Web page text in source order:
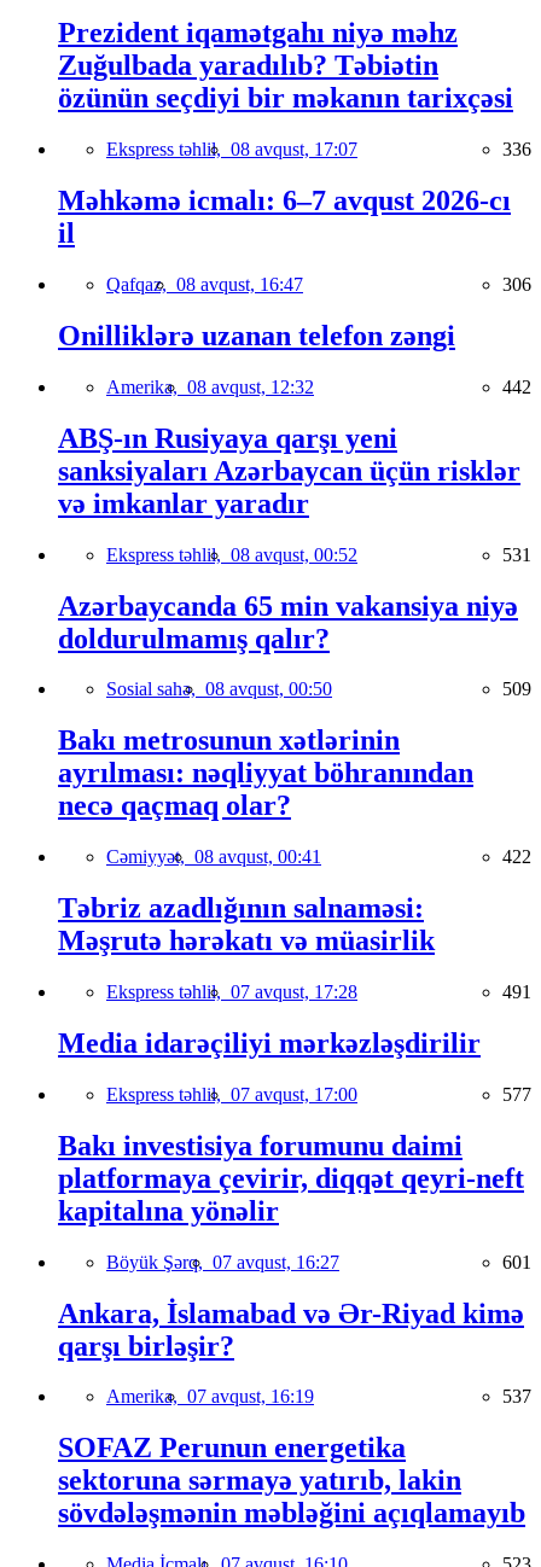
Prezident iqamətgahı niyə məhz
Zuğulbada yaradılıb? Təbiətin
özünün seçdiyi bir məkanın tarixçəsi
Ekspress təhlil, 08 avqust, 17:07 336
Məhkəmə icmalı: 6–7 avqust 2026-cı
il
Qafqaz, 08 avqust, 16:47 306
Onilliklərə uzanan telefon zəngi
Amerika, 08 avqust, 12:32 442
ABŞ-ın Rusiyaya qarşı yeni
sanksiyaları Azərbaycan üçün risklər
və imkanlar yaradır
Ekspress təhlil, 08 avqust, 00:52 531
Azərbaycanda 65 min vakansiya niyə
doldurulmamış qalır?
Sosial sahə, 08 avqust, 00:50 509
Bakı metrosunun xətlərinin
ayrılması: nəqliyyat böhranından
necə qaçmaq olar?
Cəmiyyət, 08 avqust, 00:41 422
Təbriz azadlığının salnaməsi:
Məşrutə hərəkatı və müasirlik
Ekspress təhlil, 07 avqust, 17:28 491
Media idarəçiliyi mərkəzləşdirilir
Ekspress təhlil, 07 avqust, 17:00 577
Bakı investisiya forumunu daimi
platformaya çevirir, diqqət qeyri-neft
kapitalına yönəlir
Böyük Şərq, 07 avqust, 16:27 601
Ankara, İslamabad və Ər-Riyad kimə
qarşı birləşir?
Amerika, 07 avqust, 16:19 537
SOFAZ Perunun energetika
sektoruna sərmayə yatırıb, lakin
sövdələşmənin məbləğini açıqlamayıb